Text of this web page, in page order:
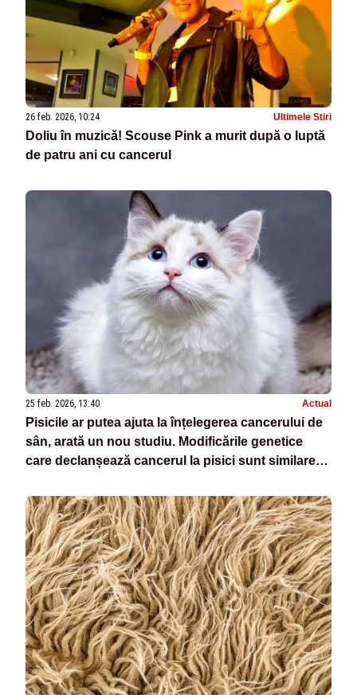
26 feb. 2026, 10:24 Ultimele Stiri
Doliu în muzică! Scouse Pink a murit după o luptă
de patru ani cu cancerul
25 feb. 2026, 13:40 Actual
Pisicile ar putea ajuta la înțelegerea cancerului de
sân, arată un nou studiu. Modificările genetice
care declanșează cancerul la pisici sunt similare